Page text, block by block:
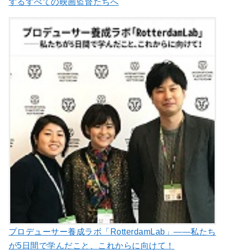
するすべての映画監督たちへ
プロデューサー養成ラボ「RotterdamLab」――私たち
が5日間で学んだこと、これからに向けて！